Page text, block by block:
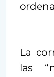
La
las